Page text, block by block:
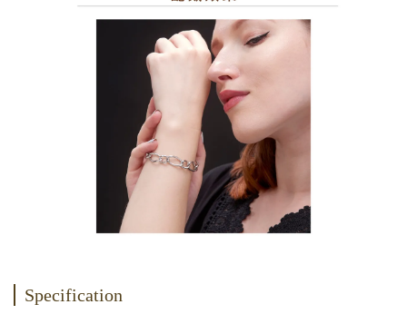
Specification